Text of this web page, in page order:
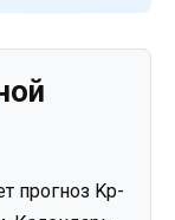
прогноз Kp-